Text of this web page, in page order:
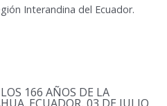
Interandina del Ecuador.